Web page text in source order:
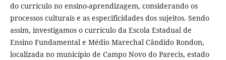
do currículo no ensino-aprendizagem, considerando os
processos culturais e as especificidades dos sujeitos. Sendo
assim, investigamos o currículo da Escola Estadual de
Ensino Fundamental e Médio Marechal Cândido Rondon,
localizada no município de Campo Novo do Parecis, estado